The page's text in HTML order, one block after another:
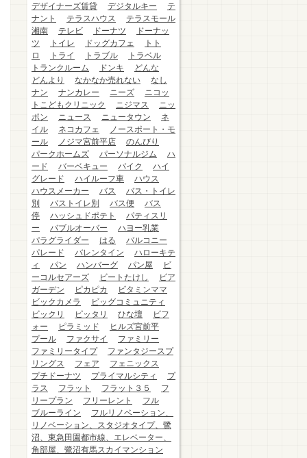
デザイナーズ賃貸
デジタルキー
テ
ナント
テラスハウス
テラスモール
湘南
テレビ ドーナツ
ドーナッ
ツ
トイレ ドッグカフェ
トト
ロ
トライ トラブル
トラベル
トランクルーム
ドンキ
どんな
どんより
なかなか売れない
なし
ナン
ナンカレー ニーズ
ニコッ
トこどもクリニック
ニジマス
ニッ
ポン
ニュース ニュータウン
ネ
イル
ネコカフェ
ノースポート・モ
ール
ノジマ宮前平店
のんびり
パークホームズ
パーソナルジム
ハ
ード
バーベキュー バイク
ハイ
グレード
ハイルーフ車
ハウス
ハウスメーカー
バス
バス・トイレ
別
バストイレ別 バス便
バス
停
ハッシュドポテト
パティスリ
ー
バブルオーバー
ハヨー乳業
パラグライダー
はる
バルコニー
パレード
バレンタイン
ハローキテ
ィ
パン ハンバーグ パン屋
ビ
ーコルセアーズ
ビートたけし
ビア
ガーデン
ピカピカ
ビタミンママ
ビックカメラ
ビッグコミュニティ
ビックリ
ピッタリ ひな壇
ビフ
ォー
ピラミッド
ヒルズ宮前平
プール
ファクサイ
ファミリー
ファミリータイプ
ファンタジースプ
リングス
フェア
フェニックス
プチドーナツ
プライマルシティ
プ
ラス
フラット フラット３５
フ
リープラン
フリーレント
フル
ブルーライン
フルリノベーション、
リノベーション、スタジオタイプ、鷺
沼、東急田園都市線、エレベーター、
角部屋、鷺沼有馬スカイマンション